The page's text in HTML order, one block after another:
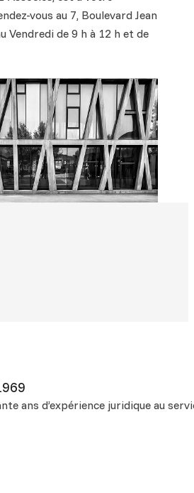
vous au 7, Boulevard Jean
Vendredi de 9 h à 12 h et de
ans d’expérience juridique au